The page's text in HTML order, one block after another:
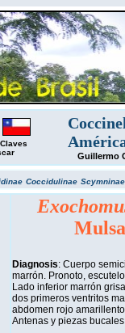
Claves
Guillermo
Coccidulinae
Diagnosis: Cuerpo
marrón. Pronoto,
Lado inferior marrón
dos primeros ventritos
abdomen rojo
Antenas y piezas